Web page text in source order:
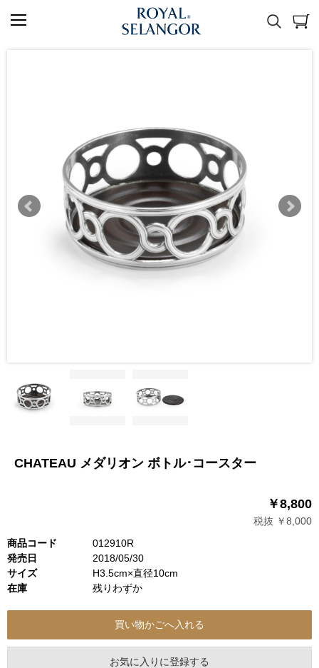
CHATEAU メダリオン ボトル･コースター
￥8,800
税抜 ￥8,000
商品コード
012910R
発売日
2018/05/30
サイズ
H3.5cm×直径10cm
在庫
残りわずか
お気に入りに登録する